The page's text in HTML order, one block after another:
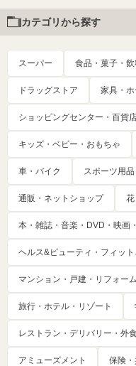
カテゴリから探す
スーパー 食品・菓子・
ドラッグストア 家具・
ショッピングセンター・百貨
キッズ・ベビー・おもちゃ
車・バイク スポーツ用
通販・ネットショップ
本・雑誌・音楽・DVD・映画
ヘルス&ビューティ・フィット
マンション・戸建・リフォー
旅行・ホテル・リゾート
レストラン・デリバリー・外
アミューズメント 保険